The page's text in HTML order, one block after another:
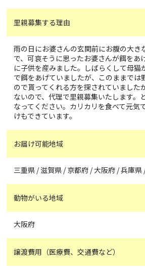
里親募集する理由
雨の日にお婆さんの玄関前にお腹の大き
で、可哀そうに思ったお婆さんが餌をあ
に子供を産みました。しばらくして母猫
で餌をあげていましたが、このままでは
ので貰ってくれる方を探されていました
ないので、代理で里親募集いたします。
なってください。カリカリを食べて元気
けもできています。
お届け可能地域
三重県 / 滋賀県 / 京都府 / 大阪府 / 兵庫
動物がいる地域
大阪府
譲渡費用（医療費、交通費など）